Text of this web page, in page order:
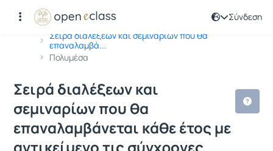
Σύνδεση
Αρχική Σελίδα
Σειρά διαλέξεων και σεμιναρίων που θα
επαναλαμβά...
Πολυμέσα
Μάθημα : Σειρά διαλέξεων και
Κωδικός : KEDIMA106
Σειρά διαλέξεων και
σεμιναρίων που θα
επαναλαμβάνεται κάθε έτος με